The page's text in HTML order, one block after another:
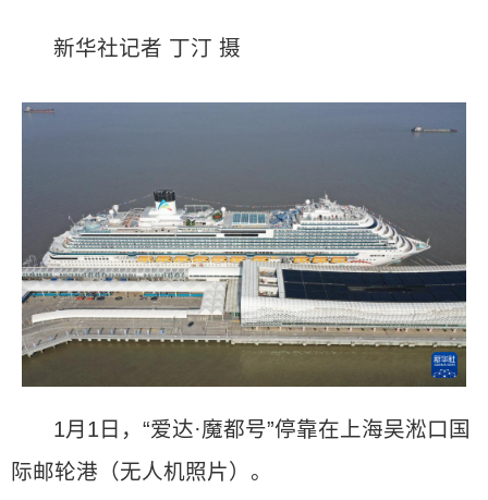
新华社记者 丁汀 摄
1月1日，“爱达·魔都号”停靠在上海吴淞口国
际邮轮港（无人机照片）。